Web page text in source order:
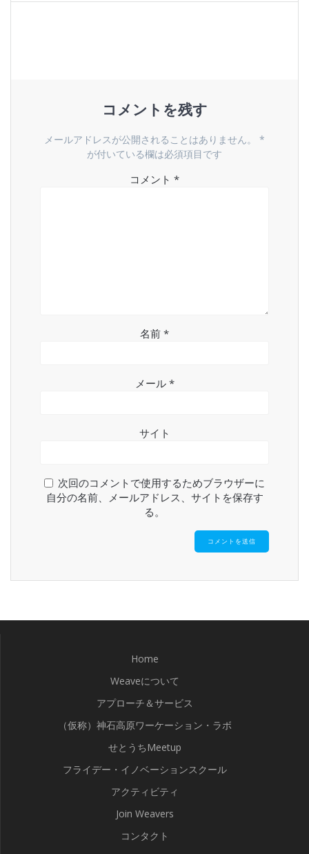
コメントを残す
メールアドレスが公開されることはありません。
*
が付いている欄は必須項目です
コメント *
名前 *
メール *
サイト
次回のコメントで使用するためブラウザーに
自分の名前、メールアドレス、サイトを保存す
る。
Home
Weaveについて
アプローチ＆サービス
（仮称）神石高原ワーケーション・ラボ
せとうちMeetup
フライデー・イノベーションスクール
アクティビティ
Join Weavers
コンタクト